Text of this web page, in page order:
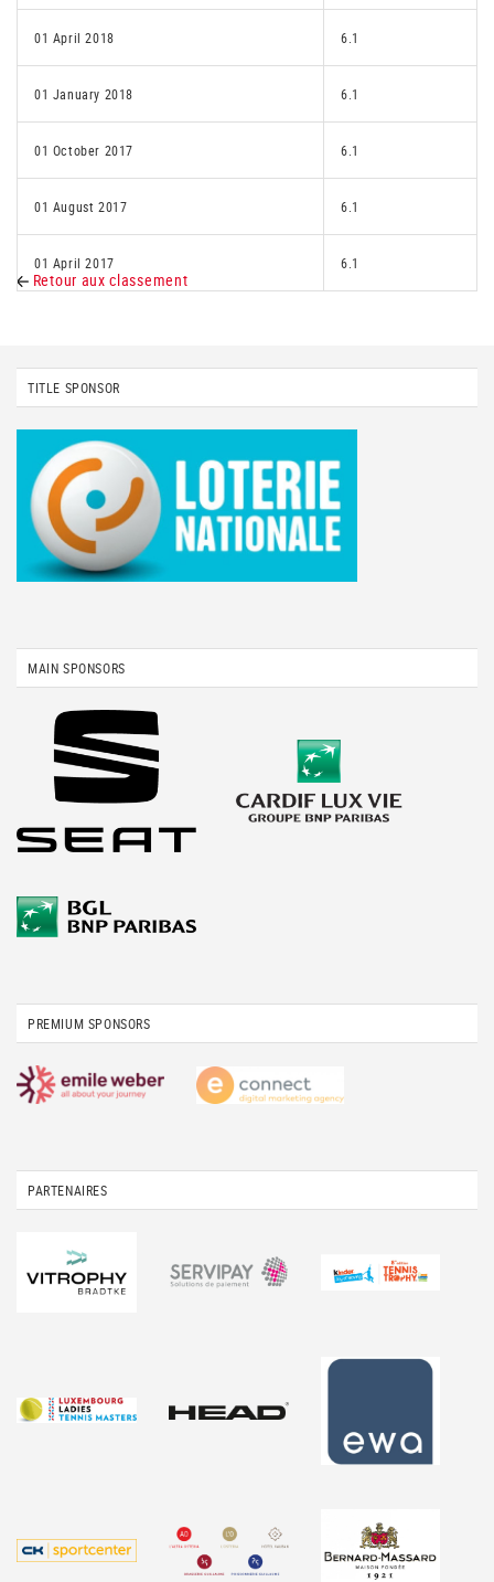
01 April 2018 6.1
01 January 2018 6.1
01 October 2017 6.1
01 August 2017 6.1
01 April 2017 6.1
Retour aux classement
TITLE SPONSOR
MAIN SPONSORS
PREMIUM SPONSORS
PARTENAIRES